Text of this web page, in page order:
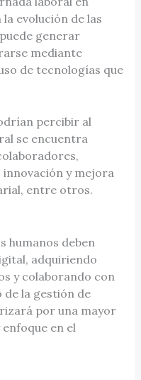
evolución de las
generar
mediante
de tecnologías que
percibir al
se encuentra
y mejora
entre otros.
humanos deben
adquiriendo
y colaborando con
la gestión de
por una mayor
en el